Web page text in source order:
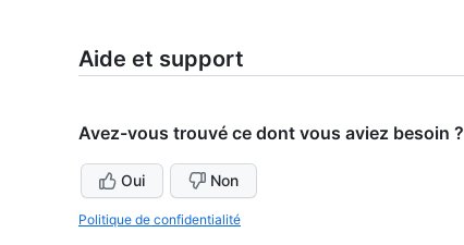
Aide et support
Avez-vous trouvé ce dont vous aviez besoin ?
Oui Non
Politique de confidentialité